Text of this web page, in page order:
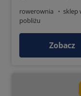
rowerownia
sklep
pobliżu
Zobacz